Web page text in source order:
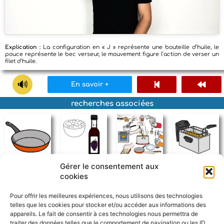
Gérer le consentement aux
cookies
Pour offrir les meilleures expériences, nous utilisons des technologies
telles que les cookies pour stocker et/ou accéder aux informations des
appareils. Le fait de consentir à ces technologies nous permettra de
Explication : La configuration en « J » représente une bouteille d’huile, le
pouce représente le bec verseur, le mouvement figure l’action de verser un
filet d’huile.
En savoir +
recherches associées
vinaigre cuisiner friteuse